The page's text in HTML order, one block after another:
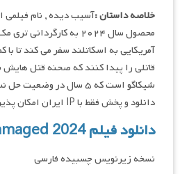
خلاصه داستان :آسیب دیده , نام فیلمی
محصول سال ۲۰۲۴ به
آمریکایی به اسکاتلند سفر می کند تا با
قاتلی را پیدا کنند که صحنه قتل
شیکاگو است که ۵ سال در
دانلود و پخش فقط با IP ایران امکان پذیر هست
دانلود فیلم Damaged 2024
نسخه زیرنویس چسبیده فارسی